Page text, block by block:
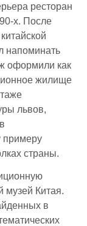
ресторан
х. После
напоминать
оформили как
жилище
львов,
примеру
страны.
музей Китая.
в